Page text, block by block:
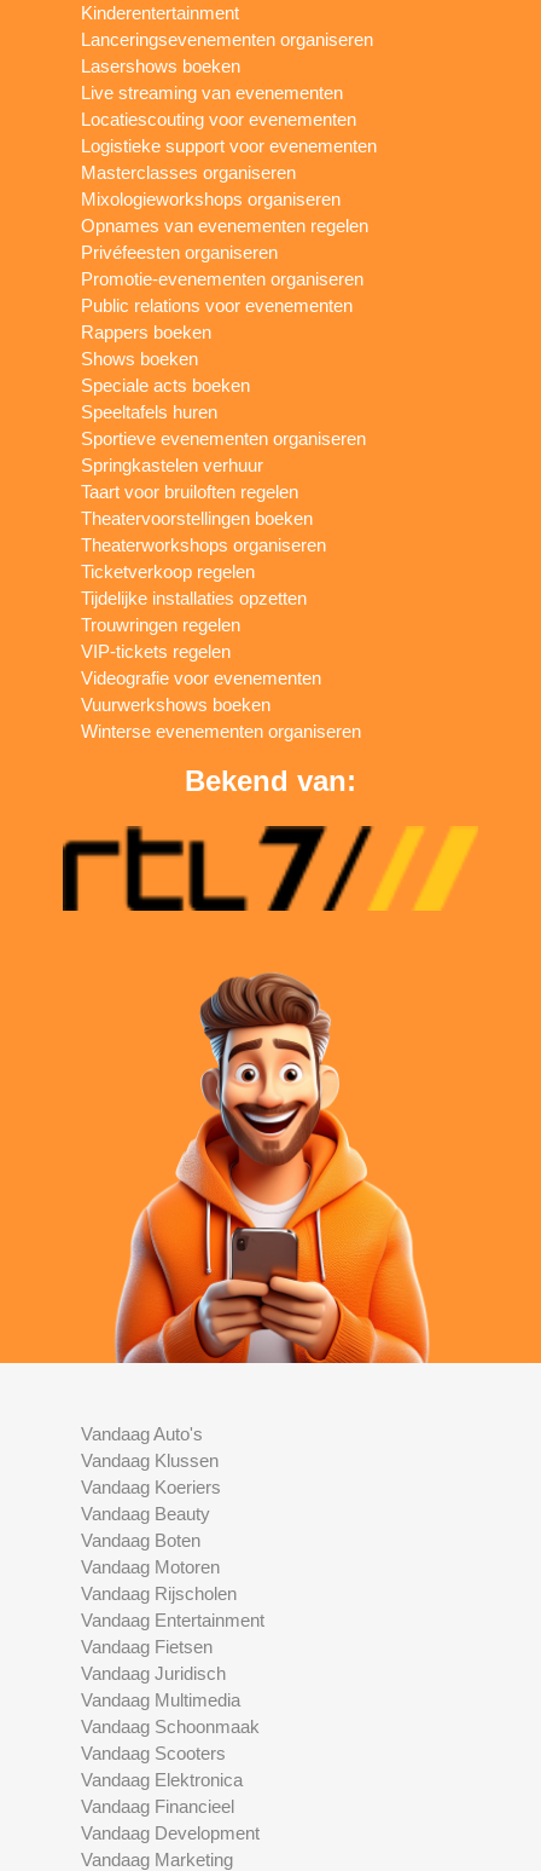
Kinderentertainment
Lanceringsevenementen organiseren
Lasershows boeken
Live streaming van evenementen
Locatiescouting voor evenementen
Logistieke support voor evenementen
Masterclasses organiseren
Mixologieworkshops organiseren
Opnames van evenementen regelen
Privéfeesten organiseren
Promotie-evenementen organiseren
Public relations voor evenementen
Rappers boeken
Shows boeken
Speciale acts boeken
Speeltafels huren
Sportieve evenementen organiseren
Springkastelen verhuur
Taart voor bruiloften regelen
Theatervoorstellingen boeken
Theaterworkshops organiseren
Ticketverkoop regelen
Tijdelijke installaties opzetten
Trouwringen regelen
VIP-tickets regelen
Videografie voor evenementen
Vuurwerkshows boeken
Winterse evenementen organiseren
Bekend van:
Vandaag Auto's
Vandaag Klussen
Vandaag Koeriers
Vandaag Beauty
Vandaag Boten
Vandaag Motoren
Vandaag Rijscholen
Vandaag Entertainment
Vandaag Fietsen
Vandaag Juridisch
Vandaag Multimedia
Vandaag Schoonmaak
Vandaag Scooters
Vandaag Elektronica
Vandaag Financieel
Vandaag Development
Vandaag Marketing